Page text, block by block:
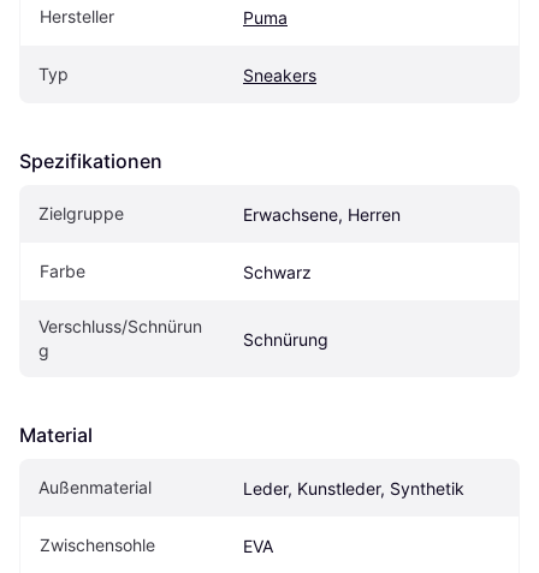
Hersteller Puma
Typ Sneakers
Spezifikationen
Zielgruppe Erwachsene, Herren
Farbe Schwarz
Verschluss/Schnürun
g
Schnürung
Material
Außenmaterial Leder, Kunstleder, Synthetik
Zwischensohle EVA